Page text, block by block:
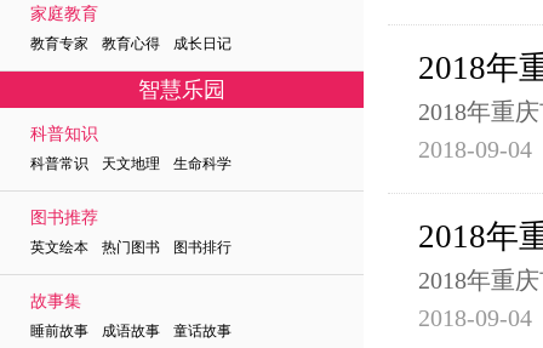
家庭教育
教育专家 教育心得 成长日记
智慧乐园
科普知识
科普常识 天文地理 生命科学
图书推荐
英文绘本 热门图书 图书排行
故事集
睡前故事 成语故事 童话故事
2018年
2018年重
2018-09-04
2018年
2018年重
2018-09-04